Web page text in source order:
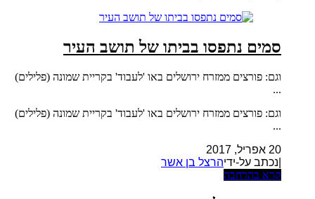
סמים נתפסו בביתו של תושב העיר
וגם: פורצים ממזרח ירושלים באו 'לעבוד' בקריית שמונה (פלילים)
...
וגם: פורצים ממזרח ירושלים באו 'לעבוד' בקריית שמונה (פלילים)
...
20 אפריל, 2017
|נכתב על-ידיהרצל בן אשר
קרא בהרחבה